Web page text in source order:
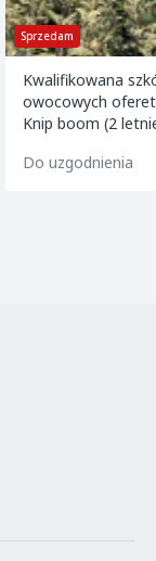
Sprzedam
Kwalifikowana
owocowych
Knip boom (2
m9 -paulared m9/
Do uzgodnienia